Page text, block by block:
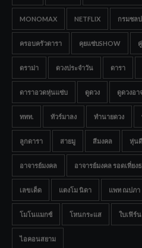
MONOMAX NETFLIX กรมชล
ครอบครัวดารา คุยแซ่บSHOW
ดราม่า ดวงประจำวัน ดารา
ดาราอวดหุ่นแซ่บ ดูดวง ดูดวงอา
ททท. ทัวร์มาลง ทำนายดวง
ลูกดารา สายมู สีมงคล หุ่นดี
อาจารย์มงคล อาจารย์มงคล รอดเที่ยง
เลขเด็ด แตงโม นิดา แพท ณปภา
โมโนแมกซ์ โหนกระแส ใบเฟิร์
ไอคอนสยาม